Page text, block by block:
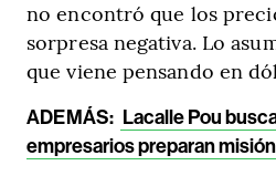
no encontró que los
sorpresa negativa. Lo
que viene pensando en
ADEMÁS: Lacalle Pou
empresarios preparan